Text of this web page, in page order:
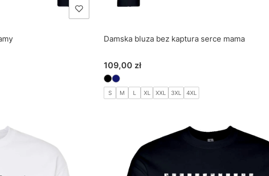
Damska bluza bez kaptura serce mama
Cena
109,00 zł
S M L XL XXL 3XL 4XL